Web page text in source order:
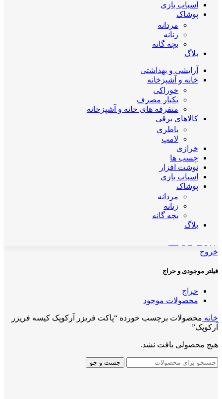
اسباب بازی
پوشاک
مردانه
زنانه
بچه گانه
بلاگ
آرایشی و بهداشتی
خانه و آشپزخانه
خوراکی
یکبار مصرف
متفرقه های خانه و آشپزخانه
کالاهای برقی
باطری
لامپ
خرازی
چسب ها
نوشت افزار
اسباب بازی
پوشاک
مردانه
زنانه
بچه گانه
بلاگ
خروج
فیلتر موجودی و حراج
حراج
محصولات موجود
خانه محصولات برچسب خورده “پاکت فریزر آرکوپک کیسه فریزر
آرکوپک”
هیچ محصولی یافت نشد.
جست و جو